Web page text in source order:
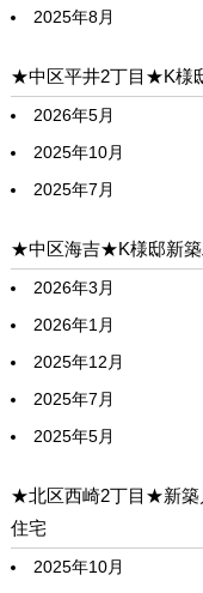
2025年8月
★中区平井2丁目★K様
2026年5月
2025年10月
2025年7月
★中区海吉★K様邸新
2026年3月
2026年1月
2025年12月
2025年7月
2025年5月
★北区西崎2丁目★新築
住宅
2025年10月